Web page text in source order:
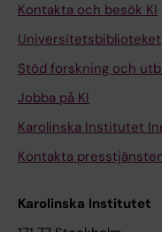
Kontakta och besök KI
Universitetsbiblioteket
Stöd forskning och
Jobba på KI
Karolinska Institutet
Kontakta
Karolinska Institutet